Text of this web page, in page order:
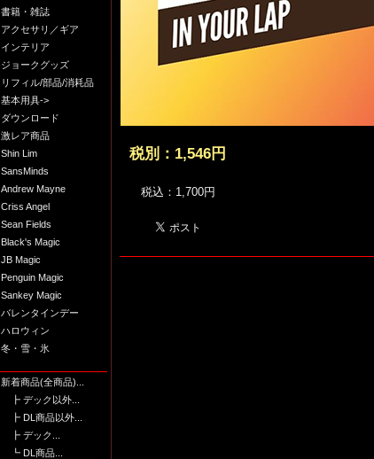
書籍・雑誌
アクセサリ／ギア
インテリア
ジョークグッズ
リフィル/部品/消耗品
基本用具->
ダウンロード
激レア商品
Shin Lim
SansMinds
Andrew Mayne
Criss Angel
Sean Fields
Black's Magic
JB Magic
Penguin Magic
Sankey Magic
バレンタインデー
ハロウィン
冬・雪・氷
新着商品(全商品)...
┣ デック以外...
┣ DL商品以外...
┣ デック...
┗ DL商品...
税別： 1,546円
税込：1,700円